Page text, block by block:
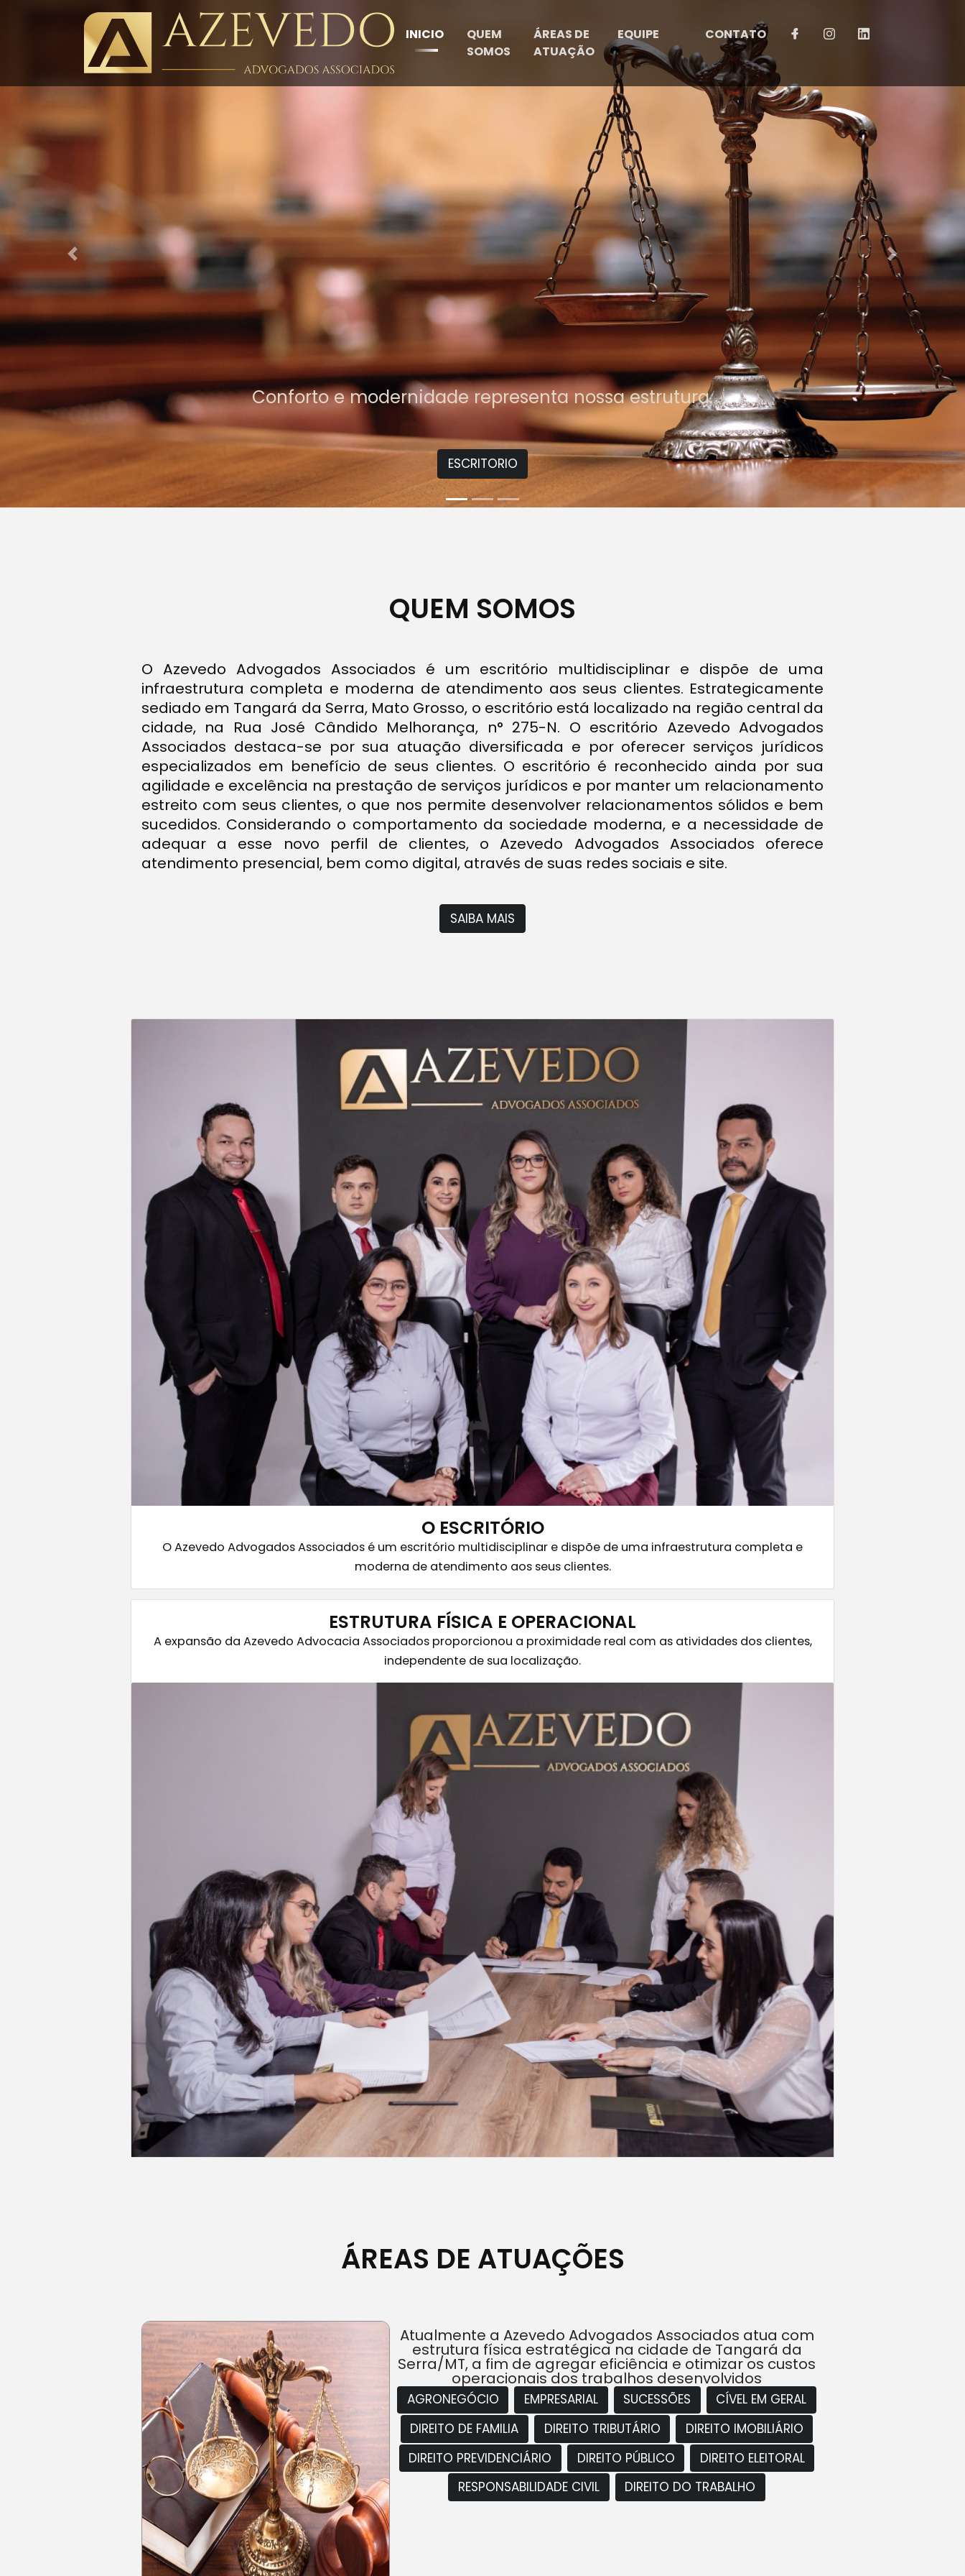
INICIO
QUEM
SOMOS
ÁREAS DE
ATUAÇÃO
EQUIPE CONTATO
Se destaca pela objetividade, modernidade e eficiência dos
métodos de trabalho.
ÁREAS DE ATUAÇÕES
Previous Next
QUEM SOMOS
O Azevedo Advogados Associados é um escritório multidisciplinar e dispõe de uma
infraestrutura completa e moderna de atendimento aos seus clientes. Estrategicamente
sediado em Tangará da Serra, Mato Grosso, o escritório está localizado na região central da
cidade, na Rua José Cândido Melhorança, n° 275-N. O escritório Azevedo Advogados
Associados destaca-se por sua atuação diversificada e por oferecer serviços jurídicos
especializados em benefício de seus clientes. O escritório é reconhecido ainda por sua
agilidade e excelência na prestação de serviços jurídicos e por manter um relacionamento
estreito com seus clientes, o que nos permite desenvolver relacionamentos sólidos e bem
sucedidos. Considerando o comportamento da sociedade moderna, e a necessidade de
atendimento presencial, bem como digital, através de suas redes sociais e site.
O ESCRITÓRIO
O Azevedo Advogados Associados é um escritório multidisciplinar e dispõe de uma infraestrutura completa e
moderna de atendimento aos seus clientes.
ESTRUTURA FÍSICA E OPERACIONAL
A expansão da Azevedo Advocacia Associados proporcionou a proximidade real com as atividades dos clientes,
independente de sua localização.
Atualmente a Azevedo Advogados Associados atua com
estrutura física estratégica na cidade de Tangará da
Serra/MT, a fim de agregar eficiência e otimizar os custos
operacionais dos trabalhos desenvolvidos
AGRONEGÓCIO EMPRESARIAL SUCESSÕES
CÍVEL EM GERAL
DIREITO DE FAMILIA
DIREITO TRIBUTÁRIO
DIREITO IMOBILIÁRIO